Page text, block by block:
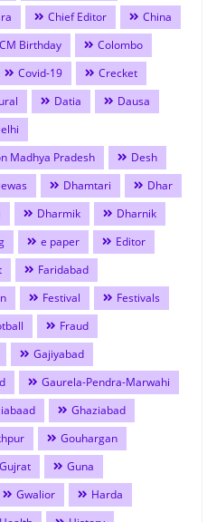
Chief Editor
China
CM Birthday
Colombo
Covid-19
Crecket
Datia
Dausa
Madhya Pradesh
Desh
Dhamtari
Dhar
Dharmik
Dharnik
e paper
Editor
Faridabad
Festival
Festivals
Fraud
Gajiyabad
Gaurela-Pendra-Marwahi
Ghaziabad
Gouhargan
Gujrat
Guna
Gwalior
Harda